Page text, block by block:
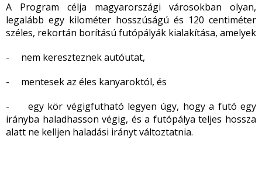
A Program célja magyarországi városokban olyan,
legalább egy kilométer hosszúságú és 120 centiméter
széles, rekortán borítású futópályák kialakítása, amelyek
- nem kereszteznek autóutat,
- mentesek az éles kanyaroktól, és
- egy kör végigfutható legyen úgy, hogy a futó egy
irányba haladhasson végig, és a futópálya teljes hossza
alatt ne kelljen haladási irányt változtatnia.